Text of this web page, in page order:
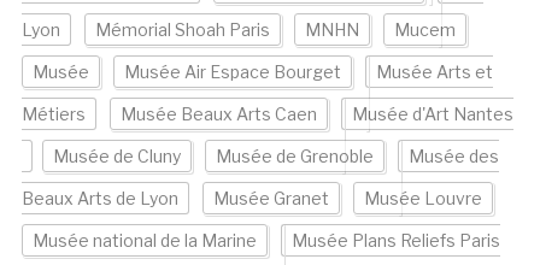
Lyon Mémorial Shoah Paris MNHN Mucem
Musée Musée Air Espace Bourget Musée Arts et
Métiers Musée Beaux Arts Caen Musée d'Art Nantes
Musée de Cluny Musée de Grenoble Musée des
Beaux Arts de Lyon Musée Granet Musée Louvre
Musée national de la Marine Musée Plans Reliefs Paris